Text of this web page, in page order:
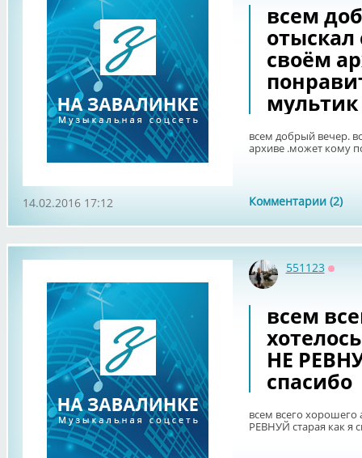
всем
отыскал
своём
мультик
всем добрый вечер.
архиве .может кому
Комментарии (2)
14.02.2016 17:12
551123
всем
НЕ
спасибо
всем всего
РЕВНУЙ старая как я